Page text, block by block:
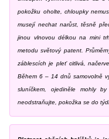
pokožku oholte, chloupky
musejí nechat narůst, těsně
jinou vlnovou délkou na mini
metodu světový patent.
záblescích je pleť citlivá,
Během 6 – 14 dnů samovolně
sluníčkem, ojediněle mohly
neodstraňujte, pokožka se do